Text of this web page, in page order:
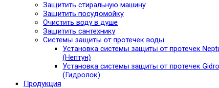
Защитить стиральную машину
Защитить посудомойку
Очистить воду в душе
Защитить сантехнику
Системы защиты от протечек воды
Установка системы защиты от протечек
(Нептун)
Установка системы защиты от протечек
(Гидролок)
Продукция